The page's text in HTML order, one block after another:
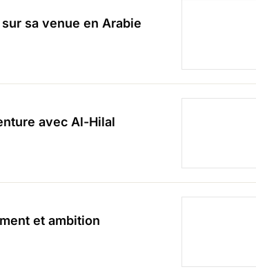
sa venue en Arabie
avec Al-Hilal
et ambition